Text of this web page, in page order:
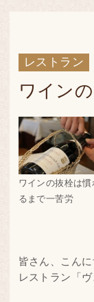
レストラン
ワインの
ワインの抜栓は慣
るまで一苦労
皆さん、こんに
レストラン「